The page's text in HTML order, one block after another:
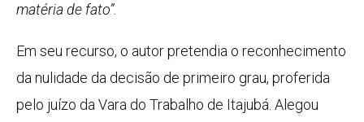
matéria de fato”.
Em seu recurso, o autor pretendia o reconhecimento
da nulidade da decisão de primeiro grau, proferida
pelo juízo da Vara do Trabalho de Itajubá. Alegou